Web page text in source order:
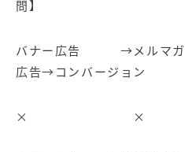
問】
バナー広告 →メル
広告→コンバージョン
× ×